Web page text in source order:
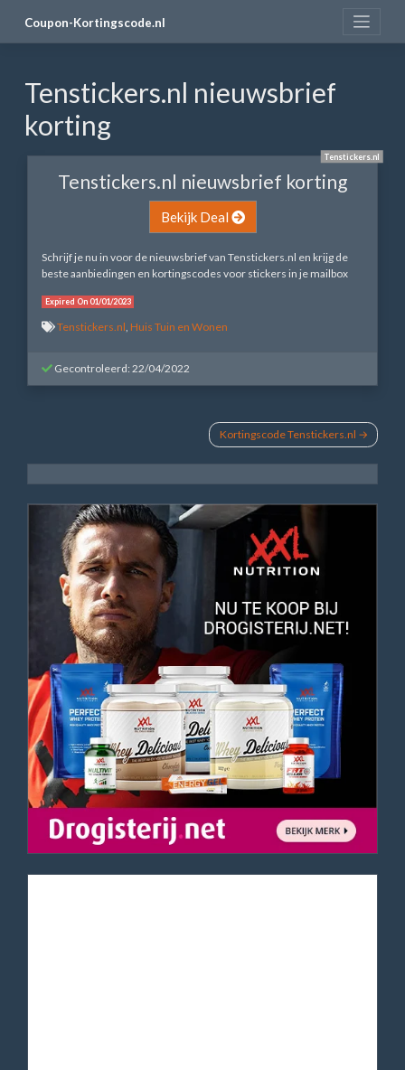
Coupon-Kortingscode.nl
Tenstickers.nl nieuwsbrief
korting
Tenstickers.nl
Tenstickers.nl nieuwsbrief korting
Bekijk Deal
Schrijf je nu in voor de nieuwsbrief van Tenstickers.nl en krijg de
beste aanbiedingen en kortingscodes voor stickers in je mailbox
Expired On 01/01/2023
Tenstickers.nl Huis Tuin en Wonen
Gecontroleerd: 22/04/2022
navigatie
Kortingscode Tenstickers.nl